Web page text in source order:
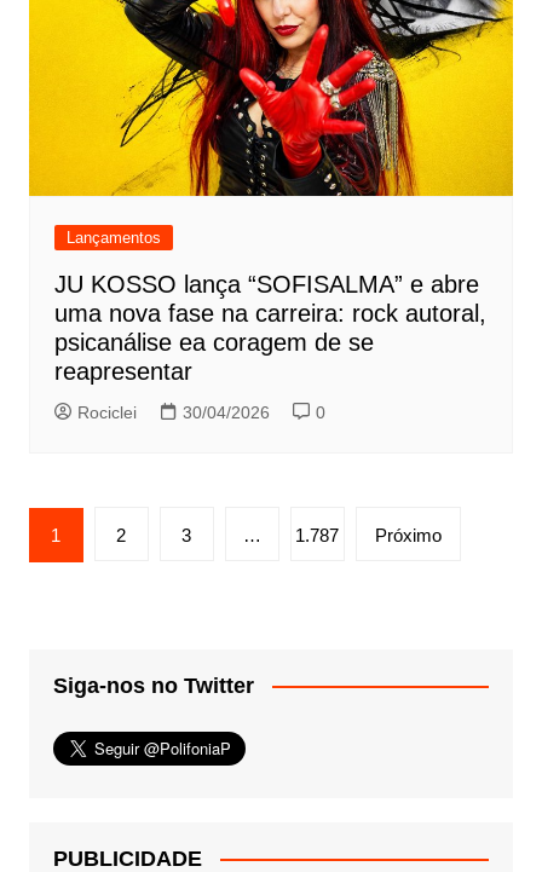
Lançamentos
JU KOSSO lança “SOFISALMA” e abre
uma nova fase na carreira: rock autoral,
psicanálise ea coragem de se
reapresentar
Rociclei 30/04/2026 0
Paginação
de
1 2 3 … 1.787 Próximo
Siga-nos no Twitter
PUBLICIDADE